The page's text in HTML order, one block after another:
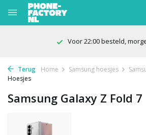
Voor 22:00 besteld,
Terug Home Samsung hoesjes
Hoesjes
Samsung Galaxy Z Fold